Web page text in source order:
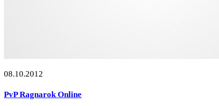
08.10.2012
PvP Ragnarok Online